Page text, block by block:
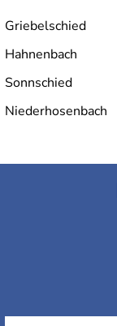
Griebelschied
Hahnenbach
Sonnschied
Niederhosenbach